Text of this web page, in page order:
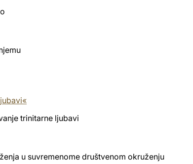
trinitarne ljubavi
u suvremenome društvenom okruženju